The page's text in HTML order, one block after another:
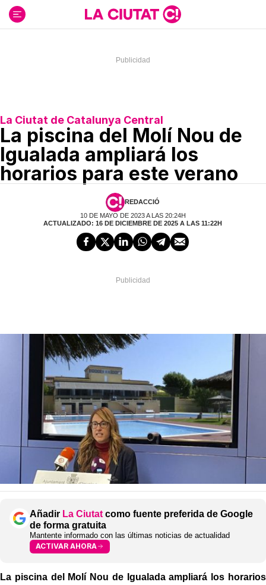
contenido
La Ciutat de Catalunya Central
La piscina del Molí Nou de
Igualada ampliará los
horarios para este verano
REDACCIÓ
10 DE MAYO DE 2023 A LAS 20:24H
ACTUALIZADO: 16 DE DICIEMBRE DE 2025 A LAS 11:22H
Añadir La Ciutat como fuente preferida de Google
de forma gratuita
Mantente informado con las últimas noticias de actualidad
ACTIVAR AHORA
La piscina del Molí Nou de Igualada ampliará los horarios